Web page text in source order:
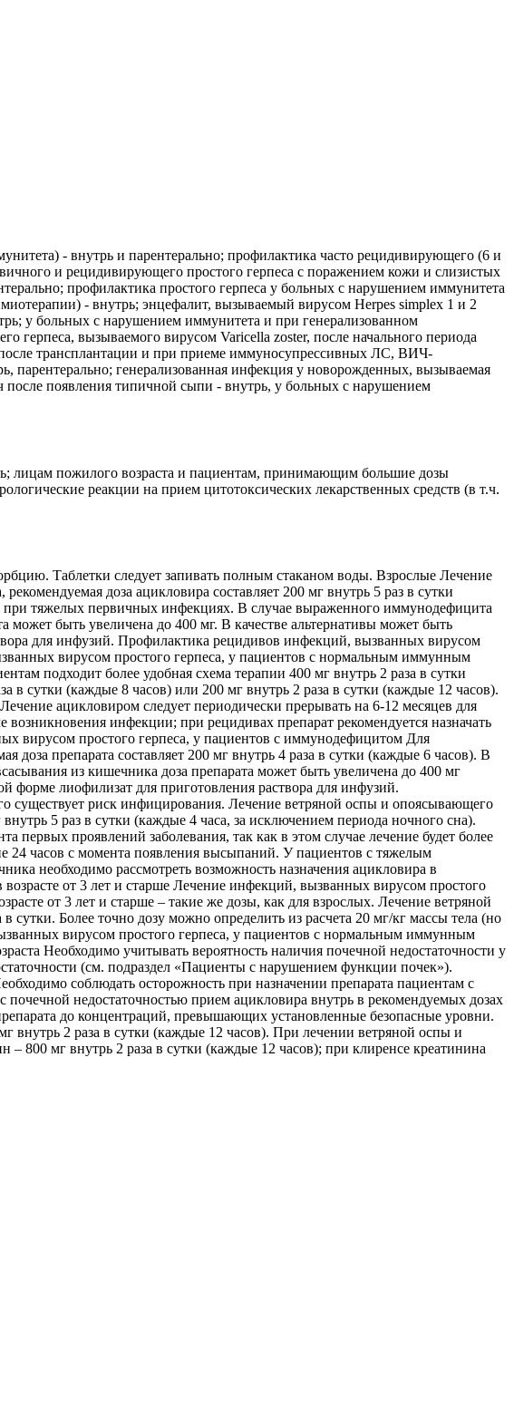
- внутрь и парентерально; профилактика часто рецидивирующего (6 и
и рецидивирующего простого герпеса с поражением кожи и слизистых
профилактика простого герпеса у больных с нарушением иммунитета
- внутрь; энцефалит, вызываемый вирусом Herpes simplex 1 и 2
у больных с нарушением иммунитета и при генерализованном
вызываемого вирусом Varicella zoster, после начального периода
трансплантации и при приеме иммуносупрессивных ЛС, ВИЧ-
генерализованная инфекция у новорожденных, вызываемая
появления типичной сыпи - внутрь, у больных с нарушением
лицам пожилого возраста и пациентам, принимающим большие дозы
реакции на прием цитотоксических лекарственных средств (в т.ч.
Таблетки следует запивать полным стаканом воды. Взрослые Лечение
доза ацикловира составляет 200 мг внутрь 5 раз в сутки
при тяжелых первичных инфекциях. В случае выраженного иммунодефицита
быть увеличена до 400 мг. В качестве альтернативы может быть
для инфузий. Профилактика рецидивов инфекций, вызванных вирусом
вирусом простого герпеса, у пациентов с нормальным иммунным
подходит более удобная схема терапии 400 мг внутрь 2 раза в сутки
в сутки (каждые 8 часов) или 200 мг внутрь 2 раза в сутки (каждые 12 часов).
ацикловиром следует периодически прерывать на 6-12 месяцев для
инфекции; при рецидивах препарат рекомендуется назначать
вирусом простого герпеса, у пациентов с иммунодефицитом Для
препарата составляет 200 мг внутрь 4 раза в сутки (каждые 6 часов). В
из кишечника доза препарата может быть увеличена до 400 мг
форме лиофилизат для приготовления раствора для инфузий.
существует риск инфицирования. Лечение ветряной оспы и опоясывающего
5 раз в сутки (каждые 4 часа, за исключением периода ночного сна).
первых проявлений заболевания, так как в этом случае лечение будет более
24 часов с момента появления высыпаний. У пациентов с тяжелым
необходимо рассмотреть возможность назначения ацикловира в
от 3 лет и старше Лечение инфекций, вызванных вирусом простого
от 3 лет и старше – такие же дозы, как для взрослых. Лечение ветряной
сутки. Более точно дозу можно определить из расчета 20 мг/кг массы тела (но
вирусом простого герпеса, у пациентов с нормальным иммунным
Необходимо учитывать вероятность наличия почечной недостаточности у
(см. подраздел «Пациенты с нарушением функции почек»).
соблюдать осторожность при назначении препарата пациентам с
недостаточностью прием ацикловира внутрь в рекомендуемых дозах
до концентраций, превышающих установленные безопасные уровни.
внутрь 2 раза в сутки (каждые 12 часов). При лечении ветряной оспы и
800 мг внутрь 2 раза в сутки (каждые 12 часов); при клиренсе креатинина